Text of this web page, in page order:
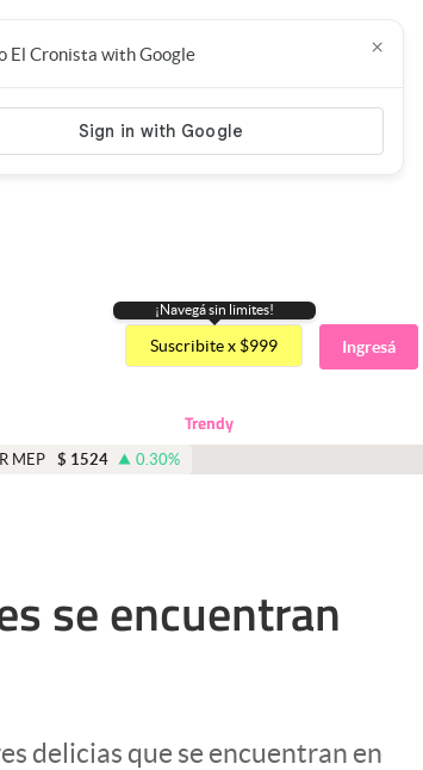
¡Navegá sin limites!
Suscribite x $999 Ingresá
Trendy
MEP $ 1524 0.30%
El Cronista with Google ×
se encuentran
delicias que se encuentran en